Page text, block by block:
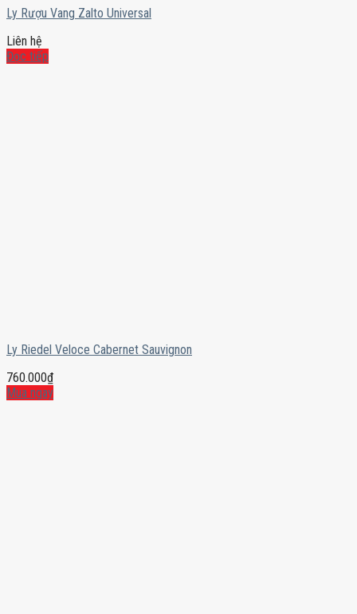
Ly Rượu Vang Zalto Universal
Liên hệ
Đọc tiếp
Ly Riedel Veloce Cabernet Sauvignon
760.000₫
Mua ngay